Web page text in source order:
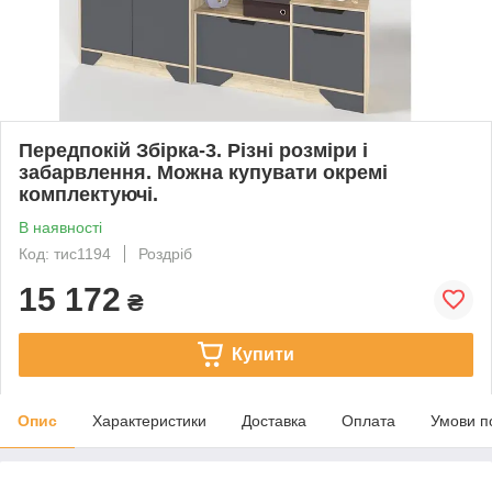
Передпокій Збірка-3. Різні розміри і
забарвлення. Можна купувати окремі
комплектуючі.
В наявності
Код: тис1194
Роздріб
15 172 ₴
Купити
Опис Характеристики Доставка Оплата Умови